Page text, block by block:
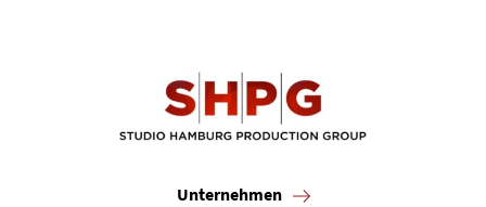
Unternehmen